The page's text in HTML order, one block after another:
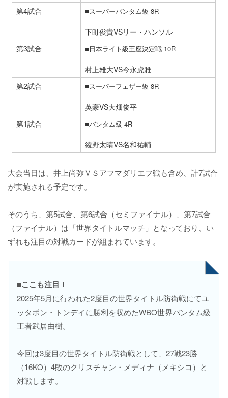
第4試合
■スーパーバンタム級 8R
下町俊貴VSリー・ハンソル
第3試合
■日本ライト級王座決定戦 10R
村上雄大VS今永虎雅
第2試合
■スーパーフェザー級 8R
英豪VS大畑俊平
第1試合
■バンタム級 4R
綾野太晴VS名和祐輔
大会当日は、井上尚弥ＶＳアフマダリエフ戦も含め、計7試合
が実施される予定です。
そのうち、第5試合、第6試合（セミファイナル）、第7試合
（ファイナル）は「世界タイトルマッチ」となっており、い
ずれも注目の対戦カードが組まれています。
■ここも注目！
2025年5月に行われた2度目の世界タイトル防衛戦にてユ
ッタポン・トンデイに勝利を収めたWBO世界バンタム級
王者武居由樹。
今回は3度目の世界タイトル防衛戦として、27戦23勝
（16KO）4敗のクリスチャン・メディナ（メキシコ）と
対戦します。